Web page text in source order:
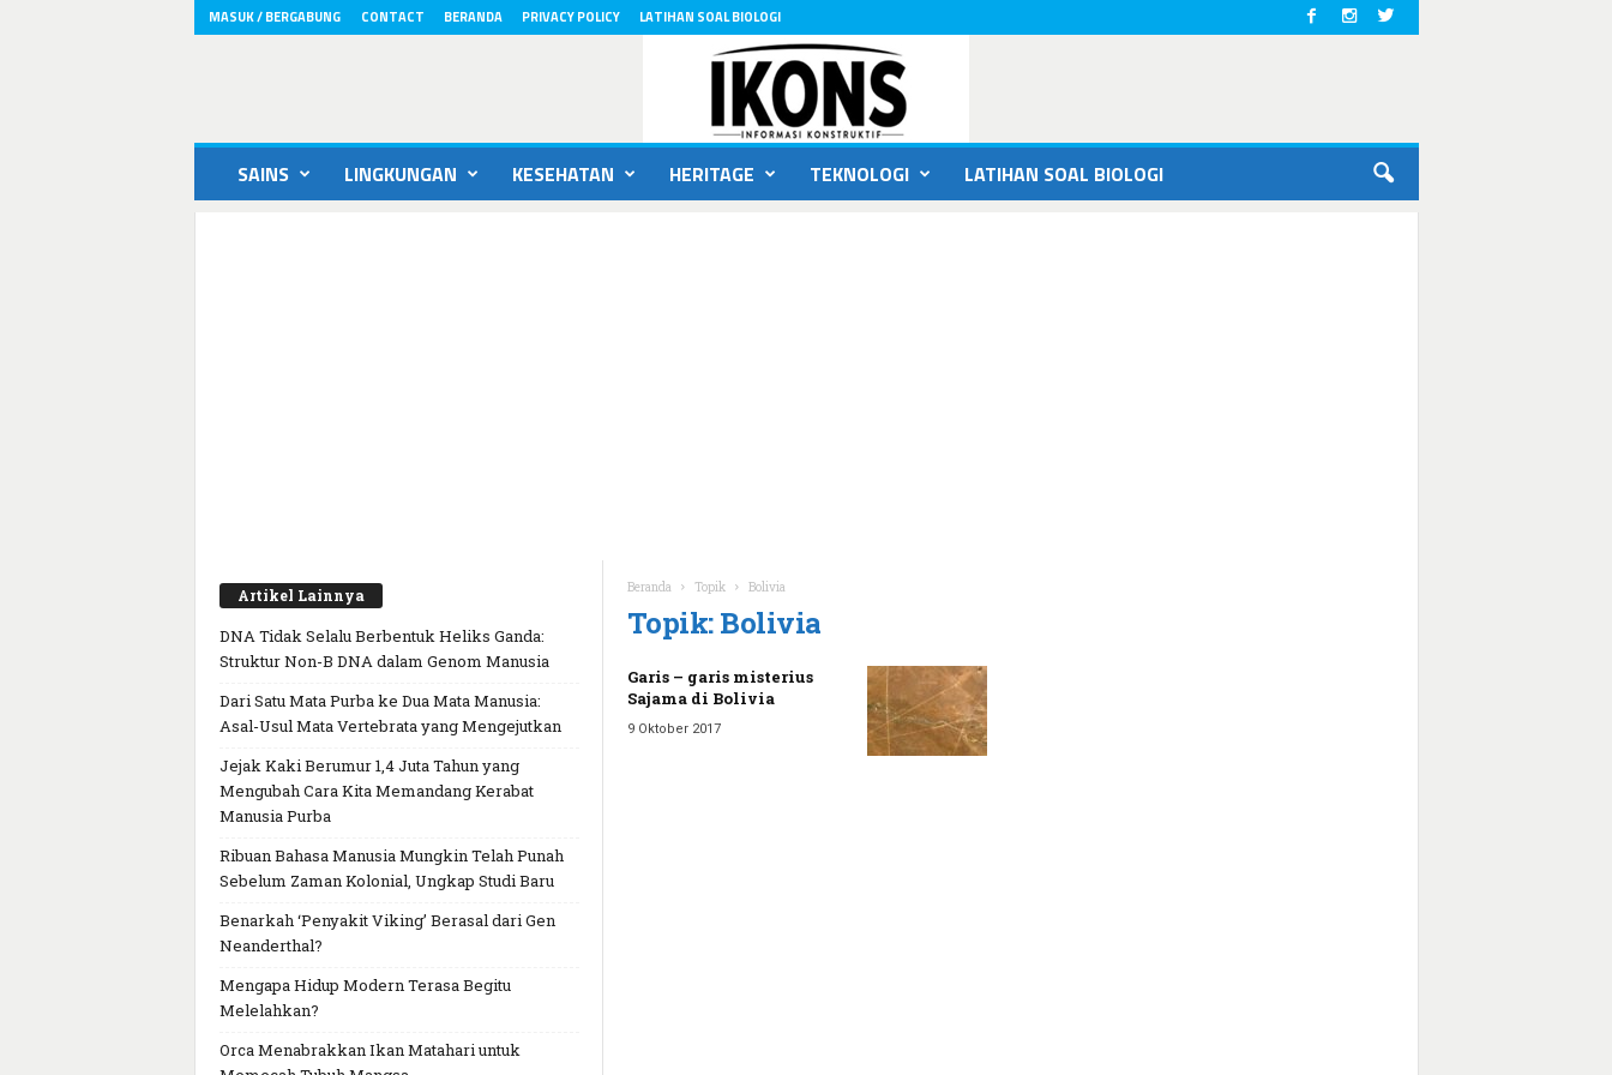
MASUK / BERGABUNG CONTACT BERANDA PRIVACY POLICY LATIHAN SOAL BIOLOGI
SAINS LINGKUNGAN KESEHATAN HERITAGE TEKNOLOGI LATIHAN SOAL BIOLOGI
Beranda Topik Bolivia
Topik: Bolivia
Garis – garis misterius
Sajama di Bolivia
9 Oktober 2017
Artikel Lainnya
DNA Tidak Selalu Berbentuk Heliks Ganda:
Struktur Non-B DNA dalam Genom Manusia
Dari Satu Mata Purba ke Dua Mata Manusia:
Asal-Usul Mata Vertebrata yang Mengejutkan
Jejak Kaki Berumur 1,4 Juta Tahun yang
Mengubah Cara Kita Memandang Kerabat
Manusia Purba
Ribuan Bahasa Manusia Mungkin Telah Punah
Sebelum Zaman Kolonial, Ungkap Studi Baru
Benarkah ‘Penyakit Viking’ Berasal dari Gen
Neanderthal?
Mengapa Hidup Modern Terasa Begitu
Melelahkan?
Orca Menabrakkan Ikan Matahari untuk